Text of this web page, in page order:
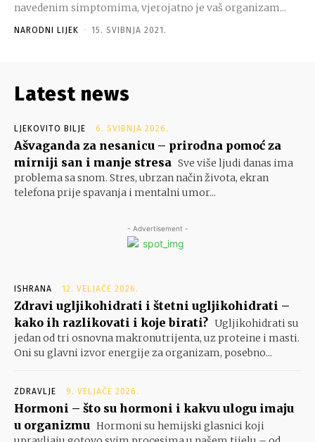
navedenim simptomima, vjerojatno je vaš organizam...
NARODNI LIJEK - 15. SVIBNJA 2021.
Latest news
LJEKOVITO BILJE 6. SVIBNJA 2026.
Ašvaganda za nesanicu – prirodna pomoć za
mirniji san i manje stresa Sve više ljudi danas ima
problema sa snom. Stres, ubrzan način života, ekran
telefona prije spavanja i mentalni umor...
- Advertisement -
ISHRANA 12. VELJAČE 2026.
Zdravi ugljikohidrati i štetni ugljikohidrati –
kako ih razlikovati i koje birati? Ugljikohidrati su
jedan od tri osnovna makronutrijenta, uz proteine i masti.
Oni su glavni izvor energije za organizam, posebno...
ZDRAVLJE 9. VELJAČE 2026.
Hormoni – što su hormoni i kakvu ulogu imaju
u organizmu Hormoni su hemijski glasnici koji